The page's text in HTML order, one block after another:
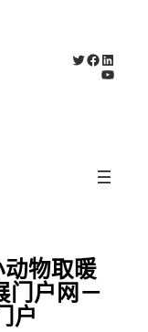
X Facebook
物取暖
门户网－
户